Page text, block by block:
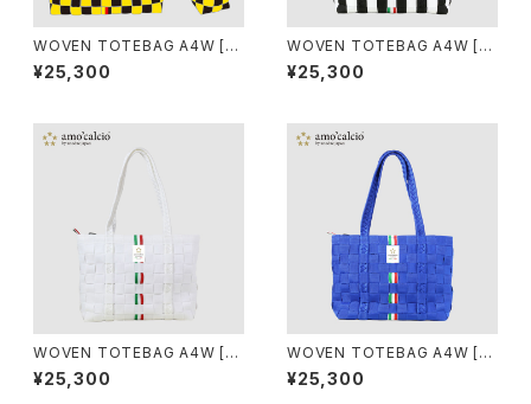
WOVEN TOTEBAG A4W [G
ERMANIA]
¥25,300
WOVEN TOTEBAG A4W [BI
ANCONERO]
¥25,300
WOVEN TOTEBAG A4W [BI
ANCO]
¥25,300
WOVEN TOTEBAG A4W [A
ZZURRI]
¥25,300